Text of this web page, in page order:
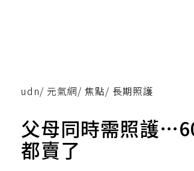
udn/ 元氣網/ 焦點/ 長期照護
父母同時需照護
都賣了